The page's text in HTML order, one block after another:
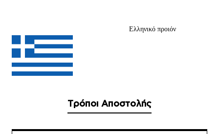
Ελληνικό προιόν
Τρόποι Αποστολής